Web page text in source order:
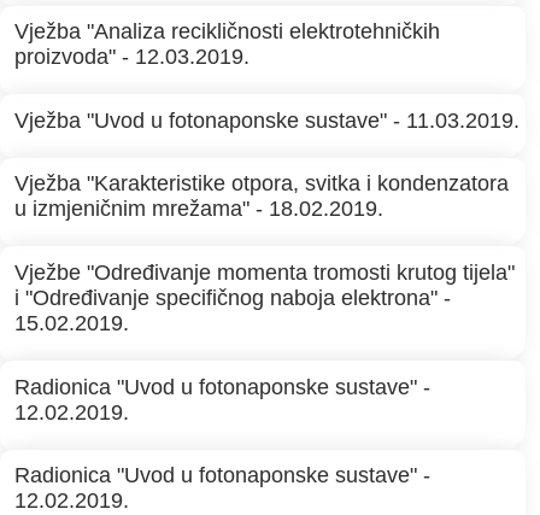
Vježba "Analiza recikličnosti elektrotehničkih
proizvoda" - 12.03.2019.
Vježba "Uvod u fotonaponske sustave" - 11.03.2019.
Vježba "Karakteristike otpora, svitka i kondenzatora
u izmjeničnim mrežama" - 18.02.2019.
Vježbe "Određivanje momenta tromosti krutog tijela"
i "Određivanje specifičnog naboja elektrona" -
15.02.2019.
Radionica "Uvod u fotonaponske sustave" -
12.02.2019.
Radionica "Uvod u fotonaponske sustave" -
12.02.2019.